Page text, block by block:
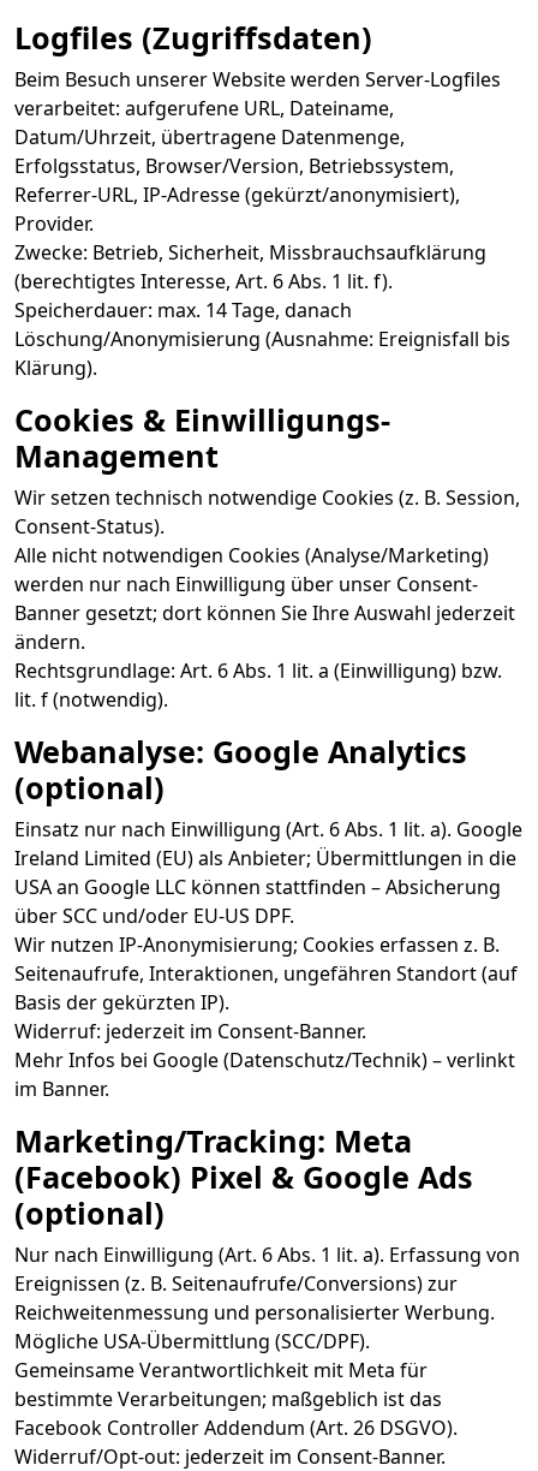
Logfiles (Zugriffsdaten)
Beim Besuch unserer Website werden Server-Logfiles
verarbeitet: aufgerufene URL, Dateiname,
Datum/Uhrzeit, übertragene Datenmenge,
Erfolgsstatus, Browser/Version, Betriebssystem,
Referrer-URL, IP-Adresse (gekürzt/anonymisiert),
Provider.
Zwecke: Betrieb, Sicherheit, Missbrauchsaufklärung
(berechtigtes Interesse, Art. 6 Abs. 1 lit. f).
Speicherdauer: max. 14 Tage, danach
Löschung/Anonymisierung (Ausnahme: Ereignisfall bis
Klärung).
Cookies & Einwilligungs-
Management
Wir setzen technisch notwendige Cookies (z. B. Session,
Consent-Status).
Alle nicht notwendigen Cookies (Analyse/Marketing)
werden nur nach Einwilligung über unser Consent-
Banner gesetzt; dort können Sie Ihre Auswahl jederzeit
ändern.
Rechtsgrundlage: Art. 6 Abs. 1 lit. a (Einwilligung) bzw.
lit. f (notwendig).
Webanalyse: Google Analytics
(optional)
Einsatz nur nach Einwilligung (Art. 6 Abs. 1 lit. a). Google
Ireland Limited (EU) als Anbieter; Übermittlungen in die
USA an Google LLC können stattfinden – Absicherung
über SCC und/oder EU-US DPF.
Wir nutzen IP-Anonymisierung; Cookies erfassen z. B.
Seitenaufrufe, Interaktionen, ungefähren Standort (auf
Basis der gekürzten IP).
Widerruf: jederzeit im Consent-Banner.
Mehr Infos bei Google (Datenschutz/Technik) – verlinkt
im Banner.
Marketing/Tracking: Meta
(Facebook) Pixel & Google Ads
(optional)
Nur nach Einwilligung (Art. 6 Abs. 1 lit. a). Erfassung von
Ereignissen (z. B. Seitenaufrufe/Conversions) zur
Reichweitenmessung und personalisierter Werbung.
Mögliche USA-Übermittlung (SCC/DPF).
Gemeinsame Verantwortlichkeit mit Meta für
bestimmte Verarbeitungen; maßgeblich ist das
Facebook Controller Addendum (Art. 26 DSGVO).
Widerruf/Opt-out: jederzeit im Consent-Banner.